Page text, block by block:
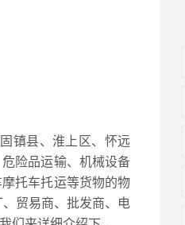
镇县、淮上区、怀远
险品运输、机械设备
托车托运等货物的物
贸易商、批发商、电